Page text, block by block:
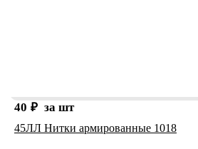
40 ₽ за шт
45ЛЛ Нитки армированные 1018